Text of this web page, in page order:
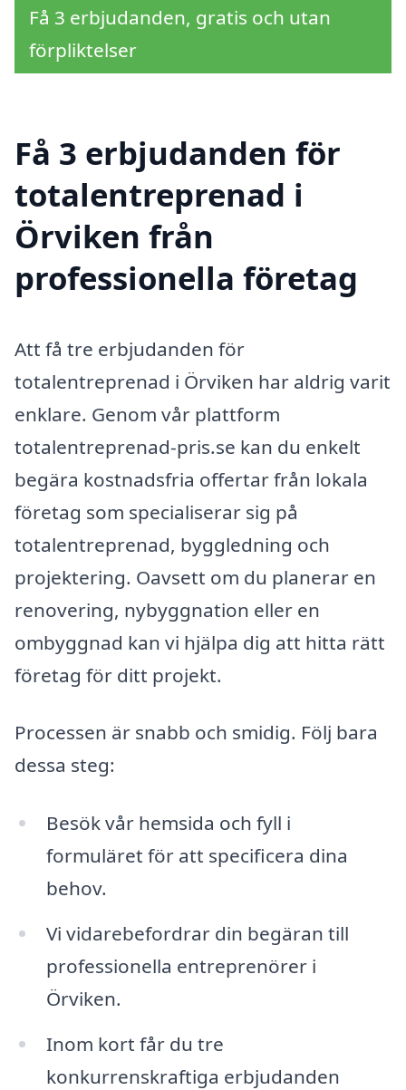
Få 3 erbjudanden, gratis och utan
förpliktelser
Få 3 erbjudanden för
totalentreprenad i
Örviken från
professionella företag
Att få tre erbjudanden för
totalentreprenad i Örviken har aldrig varit
enklare. Genom vår plattform
totalentreprenad-pris.se kan du enkelt
begära kostnadsfria offertar från lokala
företag som specialiserar sig på
totalentreprenad, byggledning och
projektering. Oavsett om du planerar en
renovering, nybyggnation eller en
ombyggnad kan vi hjälpa dig att hitta rätt
företag för ditt projekt.
Processen är snabb och smidig. Följ bara
dessa steg:
Besök vår hemsida och fyll i
formuläret för att specificera dina
behov.
Vi vidarebefordrar din begäran till
professionella entreprenörer i
Örviken.
Inom kort får du tre
konkurrenskraftiga erbjudanden